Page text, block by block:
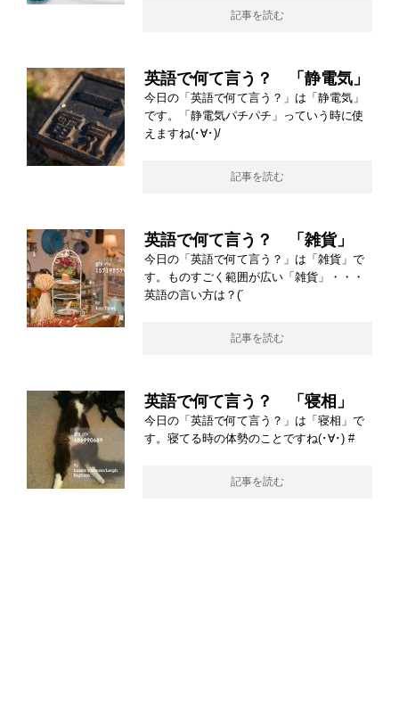
記事を読む
英語で何て言う？ 「静電気」
今日の「英語で何て言う？」は「静電気」
です。「静電気パチパチ」っていう時に使
えますね(･∀･)/
記事を読む
英語で何て言う？ 「雑貨」
今日の「英語で何て言う？」は「雑貨」で
す。ものすごく範囲が広い「雑貨」・・・
英語の言い方は？(´
記事を読む
英語で何て言う？ 「寝相」
今日の「英語で何て言う？」は「寝相」で
す。寝てる時の体勢のことですね(･∀･) #
記事を読む